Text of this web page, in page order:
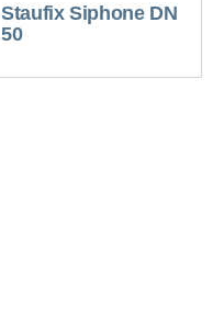
Staufix Siphone DN
50